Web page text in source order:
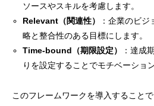
ソースやスキルを考慮します。
Relevant（関連性）
：企業のビ
略と整合性のある目標にします。
Time-bound（期限設定）
：達成
りを設定することでモチベーショ
このフレームワークを導入すること